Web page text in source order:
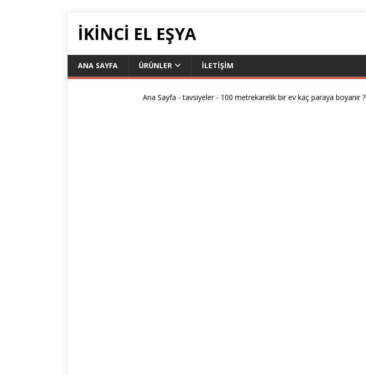
İKİNCİ EL EŞYA
ANA SAYFA ÜRÜNLER ILETIŞIM
Ana Sayfa -tavsiyeler- 100 metrekarelik bir ev kaç paraya boyanır ?